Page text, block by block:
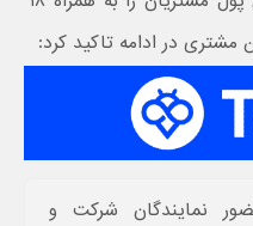
مشتری در ادامه تاکید کرد:
نمایندگان شرکت و